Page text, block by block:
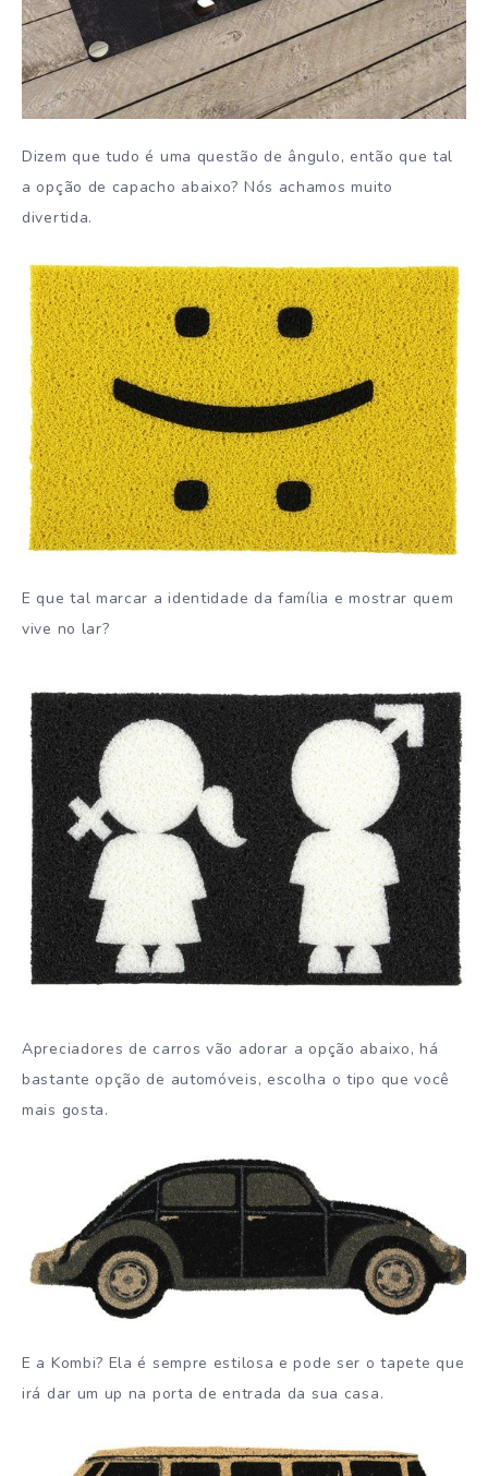
Dizem que tudo é uma questão de ângulo, então que tal
a opção de capacho abaixo? Nós achamos muito
divertida.
E que tal marcar a identidade da família e mostrar quem
vive no lar?
Apreciadores de carros vão adorar a opção abaixo, há
bastante opção de automóveis, escolha o tipo que você
mais gosta.
E a Kombi? Ela é sempre estilosa e pode ser o tapete que
irá dar um up na porta de entrada da sua casa.